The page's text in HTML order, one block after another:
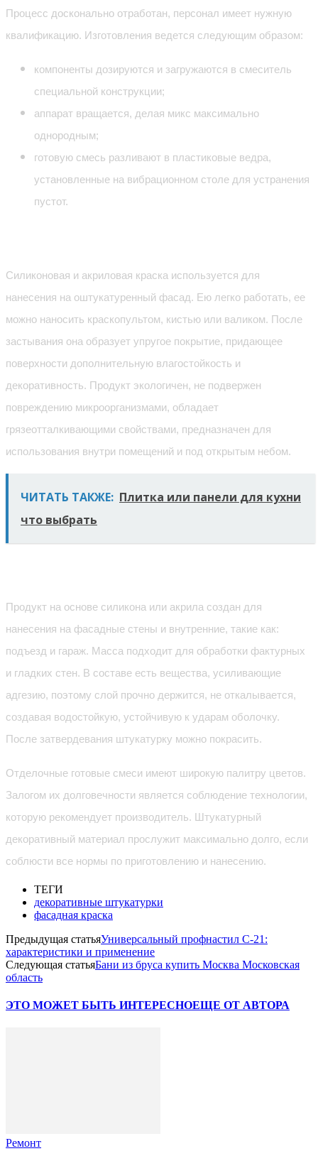
Процесс досконально отработан, персонал имеет нужную
квалификацию. Изготовления ведется следующим образом:
компоненты дозируются и загружаются в смеситель
специальной конструкции;
аппарат вращается, делая микс максимально
однородным;
готовую смесь разливают в пластиковые ведра,
установленные на вибрационном столе для устранения
пустот.
Силиконовая и акриловая краска используется для
нанесения на оштукатуренный фасад. Ею легко работать, ее
можно наносить краскопультом, кистью или валиком. После
застывания она образует упругое покрытие, придающее
поверхности дополнительную влагостойкость и
декоративность. Продукт экологичен, не подвержен
повреждению микроорганизмами, обладает
грязеотталкивающими свойствами, предназначен для
использования внутри помещений и под открытым небом.
ЧИТАТЬ ТАКЖЕ: Плитка или панели для кухни
что выбрать
Продукт на основе силикона или акрила создан для
нанесения на фасадные стены и внутренние, такие как:
подъезд и гараж. Масса подходит для обработки фактурных
и гладких стен. В составе есть вещества, усиливающие
адгезию, поэтому слой прочно держится, не откалывается,
создавая водостойкую, устойчивую к ударам оболочку.
После затвердевания штукатурку можно покрасить.
Отделочные готовые смеси имеют широкую палитру цветов.
Залогом их долговечности является соблюдение технологии,
которую рекомендует производитель. Штукатурный
декоративный материал прослужит максимально долго, если
соблюсти все нормы по приготовлению и нанесению.
ТЕГИ
декоративные штукатурки
фасадная краска
Предыдущая статьяУниверсальный профнастил С-21:
характеристики и применение
Следующая статьяБани из бруса купить Москва Московская
область
ЭТО МОЖЕТ БЫТЬ ИНТЕРЕСНОЕЩЕ ОТ АВТОРА
Ремонт